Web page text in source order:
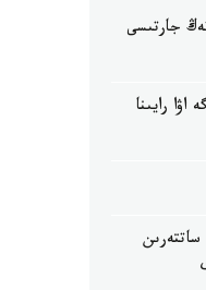
تەڭ جارتىسى
داۋىل: 16 وڭىرگە اۋا رايىنا